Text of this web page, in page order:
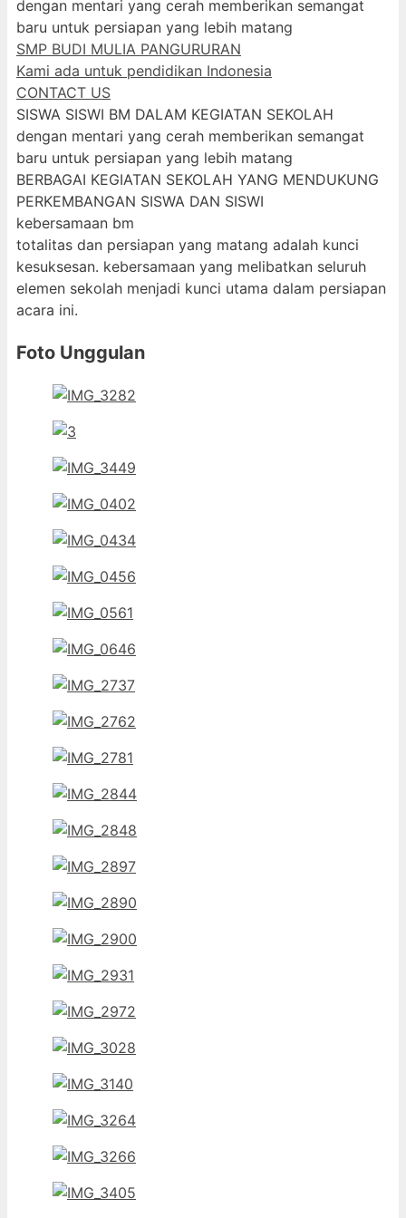
dengan mentari yang cerah memberikan semangat
baru untuk persiapan yang lebih matang
SMP BUDI MULIA PANGURURAN
Kami ada untuk pendidikan Indonesia
CONTACT US
SISWA SISWI BM DALAM KEGIATAN SEKOLAH
dengan mentari yang cerah memberikan semangat
baru untuk persiapan yang lebih matang
BERBAGAI KEGIATAN SEKOLAH YANG MENDUKUNG
PERKEMBANGAN SISWA DAN SISWI
kebersamaan bm
totalitas dan persiapan yang matang adalah kunci
kesuksesan. kebersamaan yang melibatkan seluruh
elemen sekolah menjadi kunci utama dalam persiapan
acara ini.
Foto Unggulan